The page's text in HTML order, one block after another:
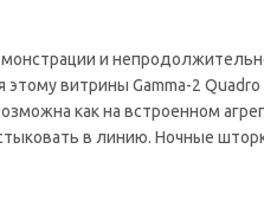
и
витрины Gamma-2
как на встроенном
в линию. Ночные